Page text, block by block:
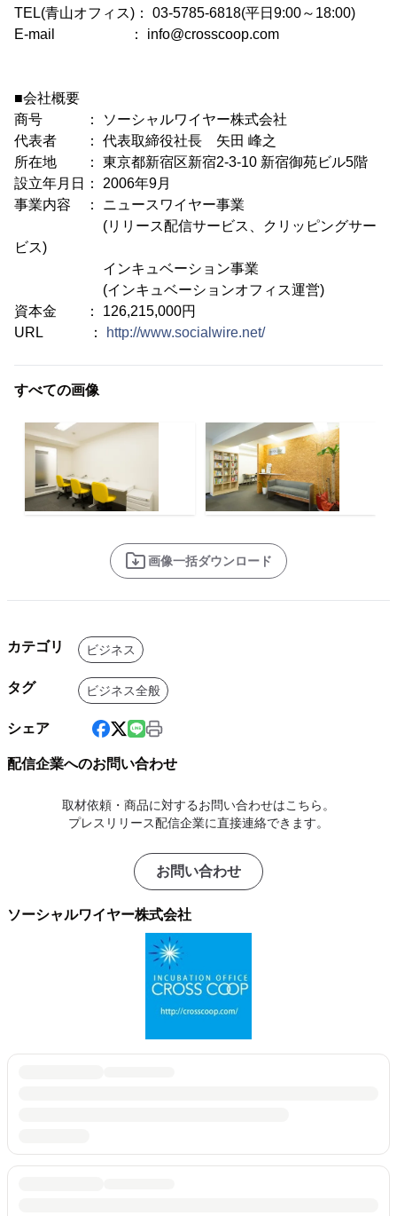
TEL(青山オフィス)： 03-5785-6818(平日9:00～18:00)
E-mail ： info@crosscoop.com
■会社概要
商号 ： ソーシャルワイヤー株式会社
代表者 ： 代表取締役社長 矢田 峰之
所在地 ： 東京都新宿区新宿2-3-10 新宿御苑ビル5階
設立年月日： 2006年9月
事業内容 ： ニュースワイヤー事業
(リリース配信サービス、クリッピングサー
ビス)
インキュベーション事業
(インキュベーションオフィス運営)
資本金 ： 126,215,000円
URL ：
http://www.socialwire.net/
すべての画像
画像一括ダウンロード
カテゴリ ビジネス
タグ ビジネス全般
シェア
配信企業へのお問い合わせ
取材依頼・商品に対するお問い合わせはこちら。
プレスリリース配信企業に直接連絡できます。
お問い合わせ
ソーシャルワイヤー株式会社